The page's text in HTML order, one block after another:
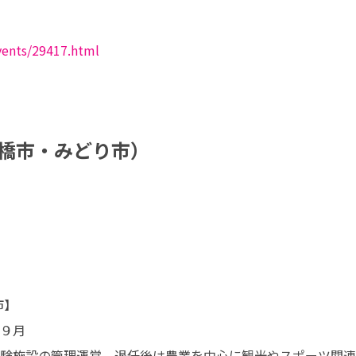
29417.html
橋市・みどり市）
月